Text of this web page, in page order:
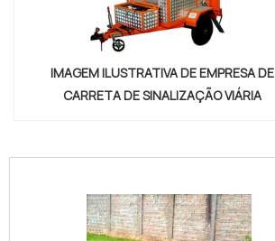
IMAGEM ILUSTRATIVA DE EMPRESA DE
CARRETA DE SINALIZAÇÃO VIÁRIA